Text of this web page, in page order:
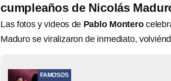
cumpleaños de Nicolás
Las fotos y videos de Pablo Montero
Maduro se viralizaron de inmediato,
FAMOSOS